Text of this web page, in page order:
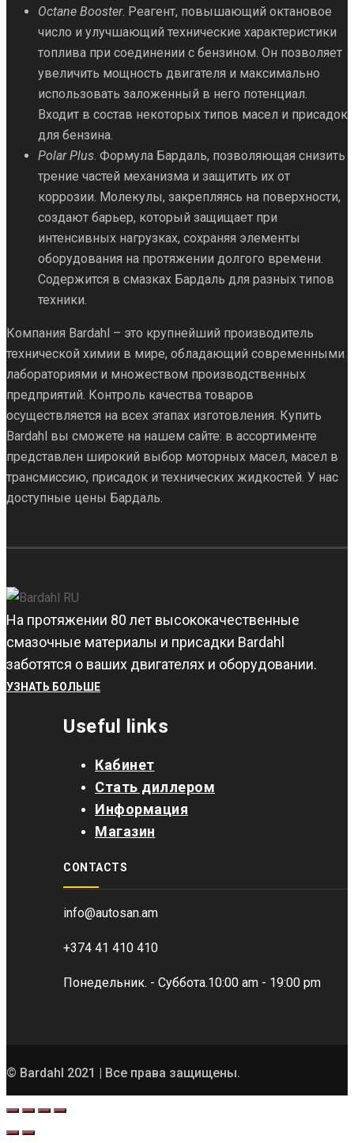
Octane Booster. Реагент, повышающий октановое
число и улучшающий технические характеристики
топлива при соединении с бензином. Он позволяет
увеличить мощность двигателя и максимально
использовать заложенный в него потенциал.
Входит в состав некоторых типов масел и присадок
для бензина.
Polar Plus. Формула Бардаль, позволяющая снизить
трение частей механизма и защитить их от
коррозии. Молекулы, закрепляясь на поверхности,
создают барьер, который защищает при
интенсивных нагрузках, сохраняя элементы
оборудования на протяжении долгого времени.
Содержится в смазках Бардаль для разных типов
техники.
Компания Bardahl – это крупнейший производитель
технической химии в мире, обладающий современными
лабораториями и множеством производственных
предприятий. Контроль качества товаров
осуществляется на всех этапах изготовления. Купить
Bardahl вы сможете на нашем сайте: в ассортименте
представлен широкий выбор моторных масел, масел в
трансмиссию, присадок и технических жидкостей. У нас
доступные цены Бардаль.
На протяжении 80 лет высококачественные
смазочные материалы и присадки Bardahl
заботятся о ваших двигателях и оборудовании.
УЗНАТЬ БОЛЬШЕ
Useful links
Кабинет
Стать диллером
Информация
Магазин
CONTACTS
info@autosan.am
+374 41 410 410
Понедельник. - Суббота.10:00 am - 19:00 pm
© Bardahl 2021 | Все права защищены.